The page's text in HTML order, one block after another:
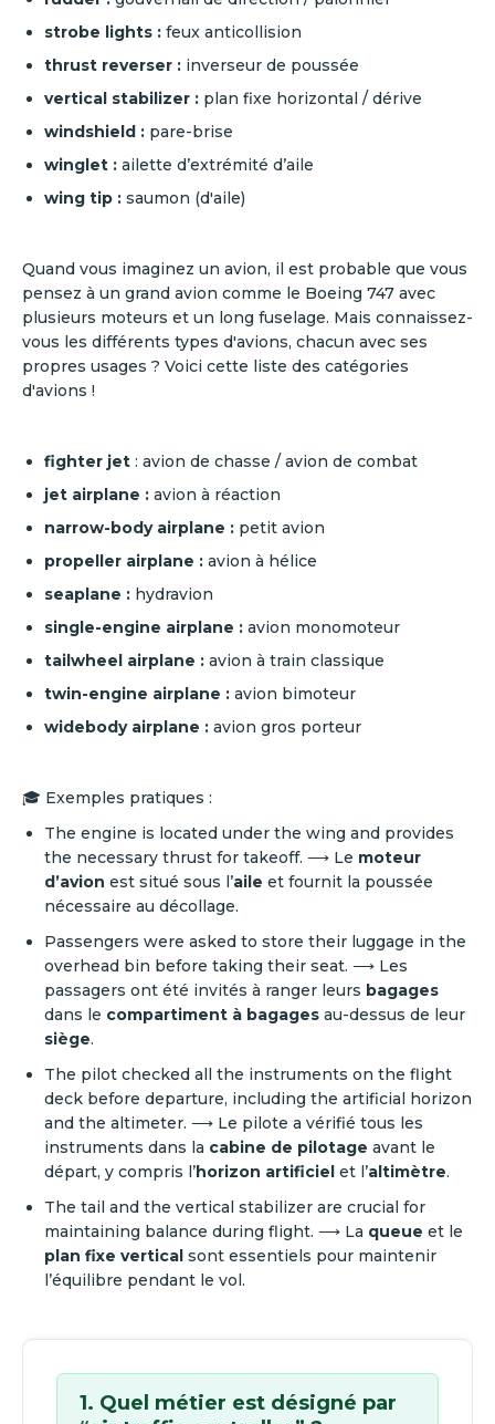
strobe lights : feux anticollision
thrust reverser : inverseur de poussée
vertical stabilizer : plan fixe horizontal / dérive
windshield : pare-brise
winglet : ailette d’extrémité d’aile
wing tip : saumon (d'aile)
Quand vous imaginez un avion, il est probable que vous
pensez à un grand avion comme le Boeing 747 avec
plusieurs moteurs et un long fuselage. Mais connaissez-
vous les différents types d'avions, chacun avec ses
propres usages ? Voici cette liste des catégories
d'avions !
fighter jet : avion de chasse / avion de combat
jet airplane : avion à réaction
narrow-body airplane : petit avion
propeller airplane : avion à hélice
seaplane : hydravion
single-engine airplane : avion monomoteur
tailwheel airplane : avion à train classique
twin-engine airplane : avion bimoteur
widebody airplane : avion gros porteur
🎓 Exemples pratiques :
The engine is located under the wing and provides
the necessary thrust for takeoff. ⟶ Le moteur
d’avion est situé sous l’aile et fournit la poussée
nécessaire au décollage.
Passengers were asked to store their luggage in the
overhead bin before taking their seat. ⟶ Les
passagers ont été invités à ranger leurs bagages
dans le compartiment à bagages au-dessus de leur
siège.
The pilot checked all the instruments on the flight
deck before departure, including the artificial horizon
and the altimeter. ⟶ Le pilote a vérifié tous les
instruments dans la cabine de pilotage avant le
départ, y compris l’horizon artificiel et l’altimètre.
The tail and the vertical stabilizer are crucial for
maintaining balance during flight. ⟶ La queue et le
plan fixe vertical sont essentiels pour maintenir
l’équilibre pendant le vol.
1. Quel métier est désigné par